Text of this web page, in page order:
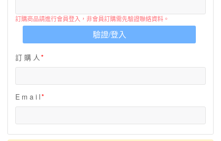
自由行
訂購商品請進行會員登入，非會員訂購需先驗證聯絡資料。
驗證/登入
訂 購 人
E m a i l